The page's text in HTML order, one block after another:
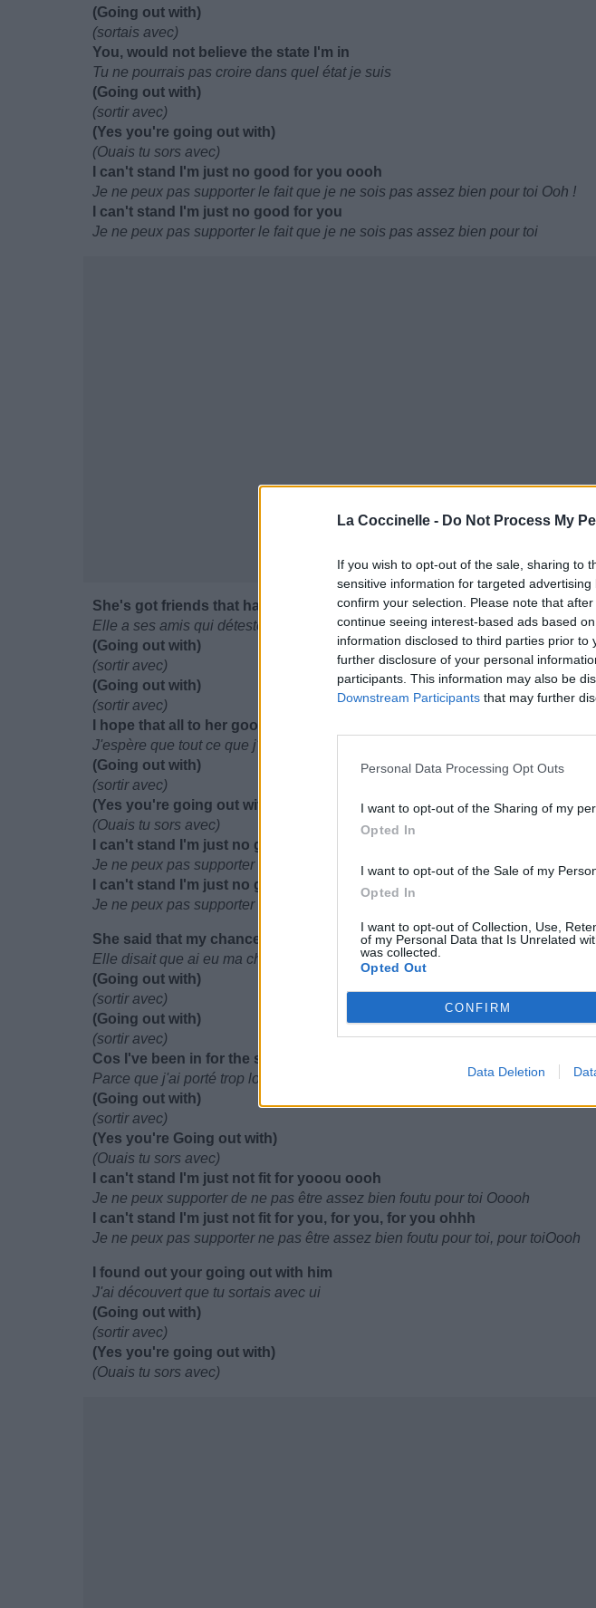
La Coccinelle - Do Not Process My
If you wish to opt-out of the sale, sharing to
sensitive information for targeted
confirm your selection. Please note that
continue seeing interest-based ads based
information disclosed to third parties prior
further disclosure of your personal
participants. This information may also be
Downstream Participants that may further
Personal Data Processing Opt Outs
I want to opt-out of the Sharing of my
Opted In
I want to opt-out of the Sale of my
Opted In
I want to opt-out of Collection, Use,
of my Personal Data that Is Unrelated
was collected.
Opted Out
CONFIRM
Data Deletion
(Going out with)
(sortais avec)
You, would not believe the state I'm in
Tu ne pourrais pas croire dans quel état je suis
(Going out with)
(sortir avec)
(Yes you're going out with)
(Ouais tu sors avec)
I can't stand I'm just no good for you oooh
Je ne peux pas supporter le fait que je ne sois pas assez bien pour toi Ooh !
I can't stand I'm just no good for you
Je ne peux pas supporter le fait que je ne sois pas assez bien pour toi
She's got friends that hate it when I call
Elle a ses amis qui détestent quand je l'apelle
(Going out with)
(sortir avec)
(Going out with)
(sortir avec)
I hope that all to her good things I've done
J'espère que tout ce que j'ai fait pour elle étaient de bonnes choses
(Going out with)
(sortir avec)
(Yes you're going out with)
(Ouais tu sors avec)
I can't stand I'm just no good for you oooh
Je ne peux pas supporter ne pas être assez bien pour toi Ooh
I can't stand I'm just no good for you for you, for you ohhh
Je ne peux pas supporter de ne pas être assez bien pour toi Ooh
She said that my chance has been and gone
Elle disait que ai eu ma chance et qu'elle a disparu
(Going out with)
(sortir avec)
(Going out with)
(sortir avec)
Cos I've been in for the same clothes far too long
Parce que j'ai porté trop longtemps les même habits
(Going out with)
(sortir avec)
(Yes you're Going out with)
(Ouais tu sors avec)
I can't stand I'm just not fit for yooou oooh
Je ne peux supporter de ne pas être assez bien foutu pour toi Ooooh
I can't stand I'm just not fit for you, for you, for you ohhh
Je ne peux pas supporter ne pas être assez bien foutu pour toi, pour toiOooh
I found out your going out with him
J'ai découvert que tu sortais avec ui
(Going out with)
(sortir avec)
(Yes you're going out with)
(Ouais tu sors avec)